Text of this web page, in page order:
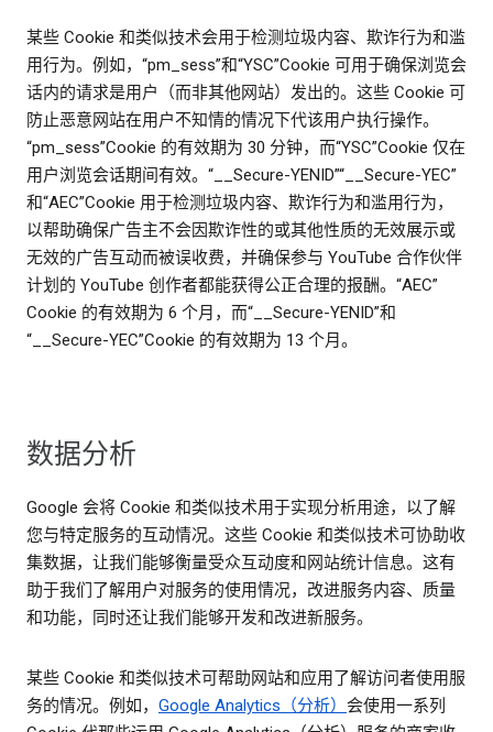
某些 Cookie 和类似技术会用于检测垃圾内容、欺诈行为和滥
用行为。例如，“pm_sess”和“YSC”Cookie 可用于确保浏览会
话内的请求是用户（而非其他网站）发出的。这些 Cookie 可
防止恶意网站在用户不知情的情况下代该用户执行操作。
“pm_sess”Cookie 的有效期为 30 分钟，而“YSC”Cookie 仅在
用户浏览会话期间有效。“__Secure-YENID”“__Secure-YEC”
和“AEC”Cookie 用于检测垃圾内容、欺诈行为和滥用行为，
以帮助确保广告主不会因欺诈性的或其他性质的无效展示或
无效的广告互动而被误收费，并确保参与 YouTube 合作伙伴
计划的 YouTube 创作者都能获得公正合理的报酬。“AEC”
Cookie 的有效期为 6 个月，而“__Secure-YENID”和
“__Secure-YEC”Cookie 的有效期为 13 个月。
数据分析
Google 会将 Cookie 和类似技术用于实现分析用途，以了解
您与特定服务的互动情况。这些 Cookie 和类似技术可协助收
集数据，让我们能够衡量受众互动度和网站统计信息。这有
助于我们了解用户对服务的使用情况，改进服务内容、质量
和功能，同时还让我们能够开发和改进新服务。
某些 Cookie 和类似技术可帮助网站和应用了解访问者使用服
务的情况。例如， Google Analytics（分析） 会使用一系列